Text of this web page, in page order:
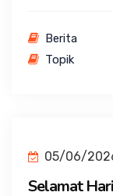
Berita
Topik
05/06/
Selamat